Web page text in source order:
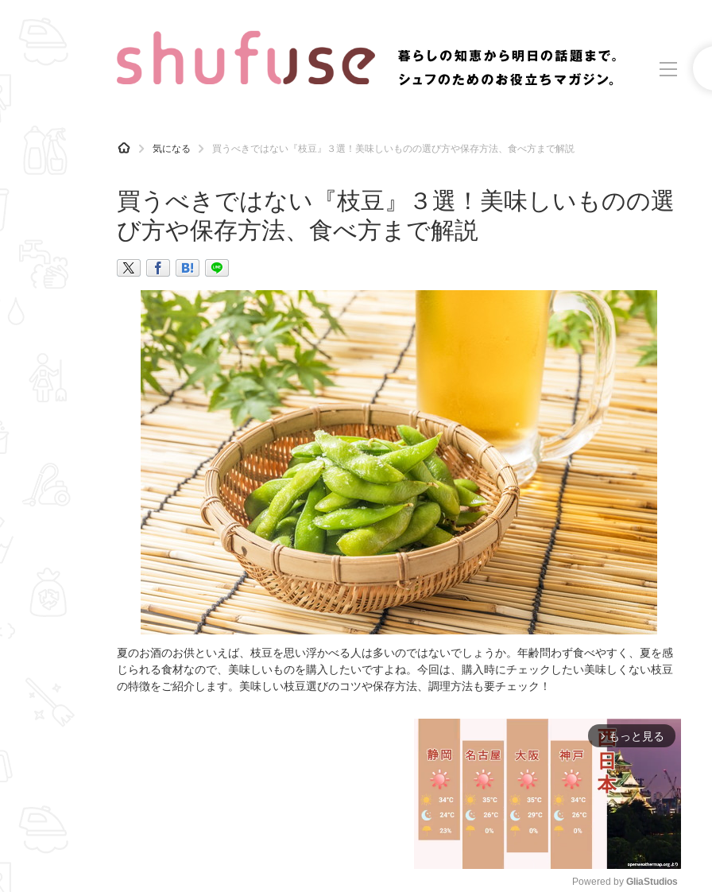
CATEGORY 記事カテゴリ
マナー 趣味 食材辞典 おすすめ
H
O
気になる 買うべきではない『枝豆』３選！美味しいものの選び方や保存方法、食べ方まで解説
買うべきではない『枝豆』３選！美味しいものの選
び方や保存方法、食べ方まで解説
夏のお酒のお供といえば、枝豆を思い浮かべる人は多いのではないでしょうか。年齢問わず食べやすく、夏を感
じられる食材なので、美味しいものを購入したいですよね。今回は、購入時にチェックしたい美味しくない枝豆
の特徴をご紹介します。美味しい枝豆選びのコツや保存方法、調理方法も要チェック！
arrow_forward_ios もっと見る
Powered by GliaStudios